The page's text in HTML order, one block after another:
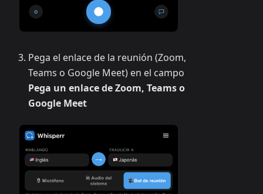
Pega el enlace de la reunión (Zoom,
Teams o Google Meet) en el campo
Pega un enlace de Zoom, Teams o
Google Meet